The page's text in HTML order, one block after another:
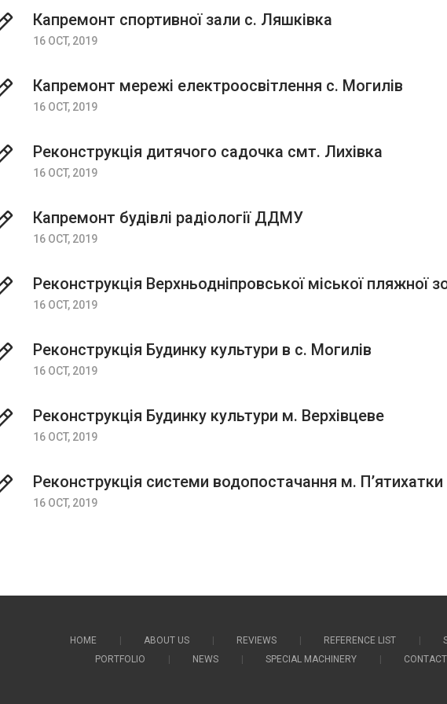
Капремонт спортивної зали с. Ляшківка
16 OCT, 2019
Капремонт мережі електроосвітлення с. Могилів
16 OCT, 2019
Реконструкція дитячого садочка смт. Лихівка
16 OCT, 2019
Капремонт будівлі радіології ДДМУ
16 OCT, 2019
Реконструкція Верхньодніпровської міської пляжної
16 OCT, 2019
Реконструкція Будинку культури в с. Могилів
16 OCT, 2019
Реконструкція Будинку культури м. Верхівцеве
16 OCT, 2019
Реконструкція системи водопостачання м. П’ятихатки
16 OCT, 2019
HOME ABOUT US REVIEWS REFERENCE LIST
PORTFOLIO
NEWS SPECIAL MACHINERY